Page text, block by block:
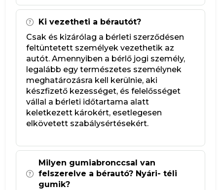
Ki vezetheti a bérautót?
Csak és kizárólag a bérleti szerződésen
feltüntetett személyek vezethetik az
autót. Amennyiben a bérlő jogi személy,
legalább egy természetes személynek
meghatározásra kell kerülnie, aki
készfizető kezességet, és felelősséget
vállal a bérleti időtartama alatt
keletkezett károkért, esetlegesen
elkövetett szabálysértésekért.
Milyen gumiabronccsal van
felszerelve a bérautó? Nyári- téli
gumik?